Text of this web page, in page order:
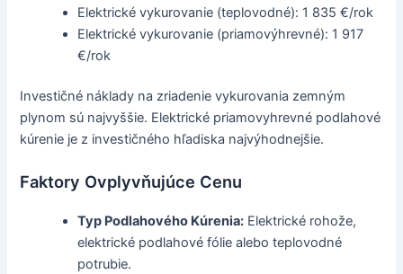
Elektrické vykurovanie (teplovodné): 1 835 €/rok
Elektrické vykurovanie (priamovýhrevné): 1 917
€/rok
Investičné náklady na zriadenie vykurovania zemným
plynom sú najvyššie. Elektrické priamovyhrevné podlahové
kúrenie je z investičného hľadiska najvýhodnejšie.
Faktory Ovplyvňujúce Cenu
Typ Podlahového Kúrenia: Elektrické rohože,
elektrické podlahové fólie alebo teplovodné
potrubie.